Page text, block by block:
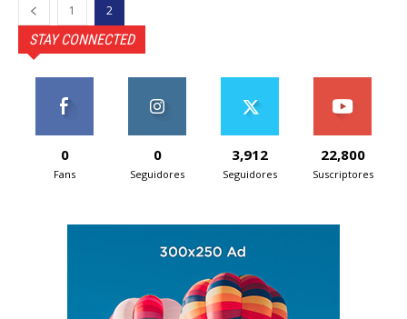
1 2
STAY CONNECTED
0
Fans
0
Seguidores
3,912
Seguidores
22,800
Suscriptores